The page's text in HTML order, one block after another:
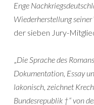
Enge
Wiederherstellung
der sieben Jury-
„Die Sprache des
Dokumentation, Essay
lakonisch, zeichnet
Bundesrepublik †“ von